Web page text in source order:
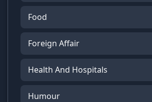
Food
Foreign Affair
Health And Hospitals
Humour